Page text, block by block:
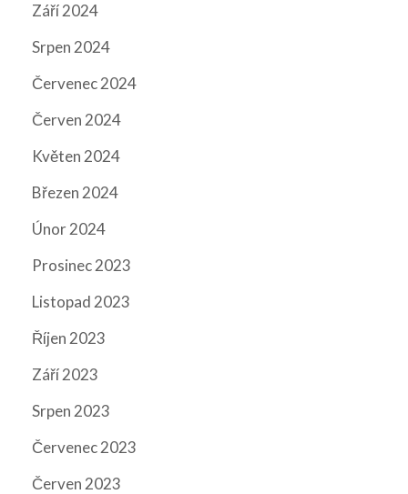
Září 2024
Srpen 2024
Červenec 2024
Červen 2024
Květen 2024
Březen 2024
Únor 2024
Prosinec 2023
Listopad 2023
Říjen 2023
Září 2023
Srpen 2023
Červenec 2023
Červen 2023